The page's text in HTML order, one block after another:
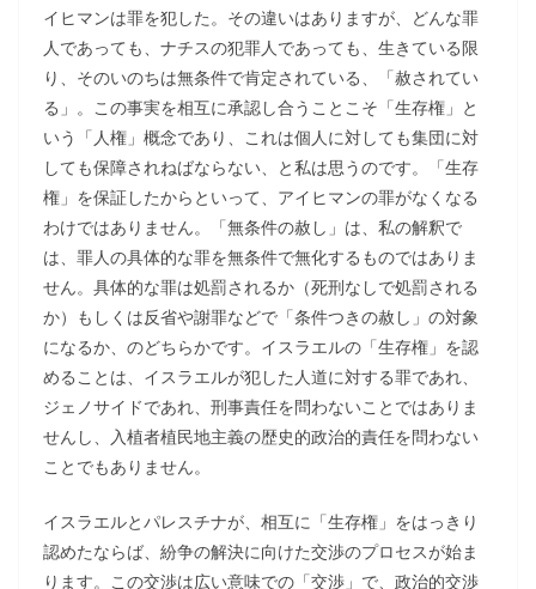
イヒマンは罪を犯した。その違いはありますが、どんな罪
人であっても、ナチスの犯罪人であっても、生きている限
り、そのいのちは無条件で肯定されている、「赦されてい
る」。この事実を相互に承認し合うことこそ「生存権」と
いう「人権」概念であり、これは個人に対しても集団に対
しても保障されねばならない、と私は思うのです。「生存
権」を保証したからといって、アイヒマンの罪がなくなる
わけではありません。「無条件の赦し」は、私の解釈で
は、罪人の具体的な罪を無条件で無化するものではありま
せん。具体的な罪は処罰されるか（死刑なしで処罰される
か）もしくは反省や謝罪などで「条件つきの赦し」の対象
になるか、のどちらかです。イスラエルの「生存権」を認
めることは、イスラエルが犯した人道に対する罪であれ、
ジェノサイドであれ、刑事責任を問わないことではありま
せんし、入植者植民地主義の歴史的政治的責任を問わない
ことでもありません。
イスラエルとパレスチナが、相互に「生存権」をはっきり
認めたならば、紛争の解決に向けた交渉のプロセスが始ま
ります。この交渉は広い意味での「交渉」で、政治的交渉